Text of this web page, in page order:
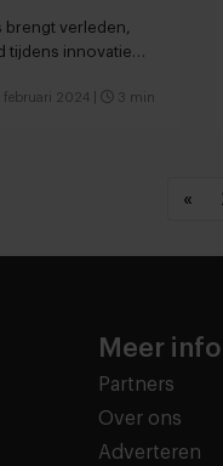
brengt verleden,
tijdens innovatie
februari 2024 3 min
«
Meer
Partners
Over ons
Adverteren